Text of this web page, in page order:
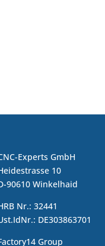
Experts GmbH
10
90610 Winkelhaid
Nr.: 32441
DE303863701
Group